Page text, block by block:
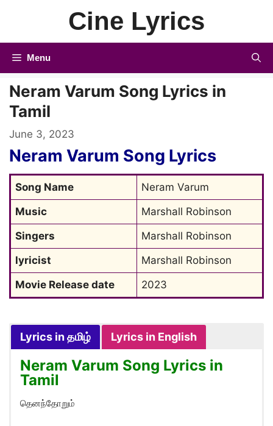
Cine Lyrics
Menu
Neram Varum Song Lyrics in
Tamil
June 3, 2023
Neram Varum Song Lyrics
Song Name
Neram Varum
Music
Marshall Robinson
Singers
Marshall Robinson
lyricist
Marshall Robinson
Movie Release date
2023
Lyrics in தமிழ் Lyrics in English
Neram Varum Song Lyrics in
Tamil
தெனந்தோறும்